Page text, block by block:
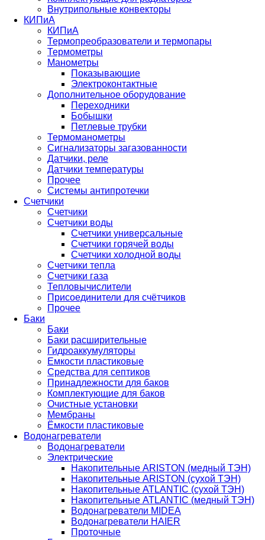
Внутрипольные конвекторы
КИПиА
КИПиА
Термопреобразователи и термопары
Термометры
Манометры
Показывающие
Электроконтактные
Дополнительное оборудование
Переходники
Бобышки
Петлевые трубки
Термоманометры
Сигнализаторы загазованности
Датчики, реле
Датчики температуры
Прочее
Системы антипротечки
Счетчики
Счетчики
Счетчики воды
Счетчики универсальные
Счетчики горячей воды
Счетчики холодной воды
Счетчики тепла
Счетчики газа
Тепловычислители
Присоединители для счётчиков
Прочее
Баки
Баки
Баки расширительные
Гидроаккумуляторы
Емкости пластиковые
Средства для септиков
Принадлежности для баков
Комплектующие для баков
Очистные установки
Мембраны
Ёмкости пластиковые
Водонагреватели
Водонагреватели
Электрические
Накопительные ARISTON (медный ТЭН)
Накопительные ARISTON (сухой ТЭН)
Накопительные ATLANTIC (сухой ТЭН)
Накопительные ATLANTIC (медный ТЭН)
Водонагреватели MIDEA
Водонагреватели HAIER
Проточные